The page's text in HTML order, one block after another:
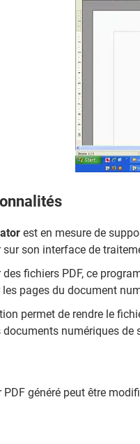
est en mesure de
sur son interface de
des fichiers PDF, ce
les pages du document
permet de rendre le
numériques de
généré peut être